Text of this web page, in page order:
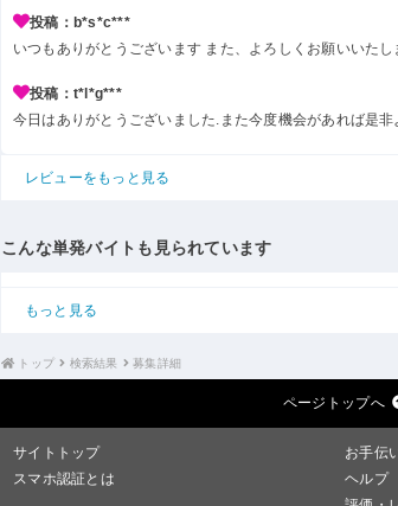
投稿：b*s*c***
いつもありがとうございます また、よろしくお願いいたし
投稿：t*l*g***
今日はありがとうございました.また今度機会があれば是非
レビューをもっと見る
こんな単発バイトも見られています
もっと見る
トップ 検索結果 募集詳細
ページトップへ
サイトトップ
お手伝
スマホ認証とは
ヘルプ